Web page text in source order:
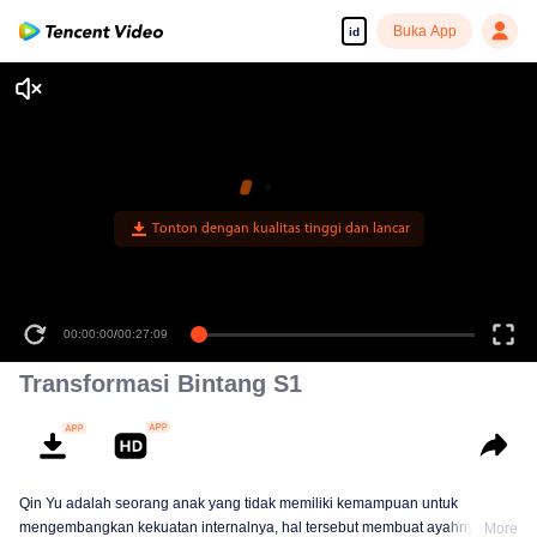
id Buka App
Tonton dengan kualitas tinggi dan lancar
00:00:00/00:27:09
Transformasi Bintang S1
Qin Yu adalah seorang anak yang tidak memiliki kemampuan untuk
mengembangkan kekuatan internalnya, hal tersebut membuat ayahnya
More